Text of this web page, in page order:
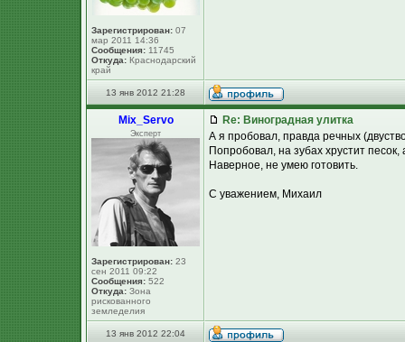
Зарегистрирован: 07
мар 2011 14:36
Сообщения: 11745
Откуда: Краснодарский
край
13 янв 2012 21:28
Mix_Servo
Эксперт
Зарегистрирован: 23
сен 2011 09:22
Сообщения: 522
Откуда: Зона
рискованного
земледелия
Re: Виноградная улитка
А я пробовал, правда речных
Попробовал, на зубах хрустит
Наверное, не умею готовить.
С уважением, Михаил
13 янв 2012 22:04